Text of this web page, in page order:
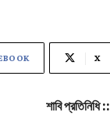
X
শাবি প্রতিনিধি ::